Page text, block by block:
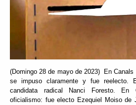
(Domingo 28 de mayo de 2023) En
se impuso claramente y fue reelecto.
candidata radical Nanci Foresto. En
oficialismo: fue electo Ezequiel Moiso de